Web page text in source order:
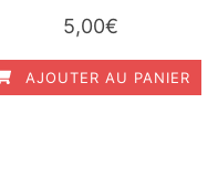
5,00€
AJOUTER AU PANIER